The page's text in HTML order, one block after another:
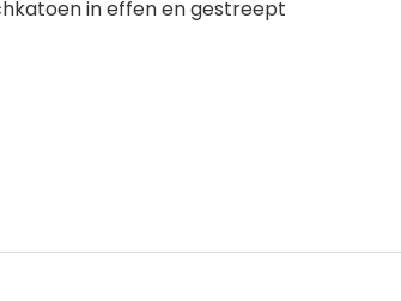
in effen en gestreept